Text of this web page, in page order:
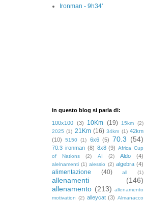
Ironman - 9h34'
in questo blog si parla di:
100x100 (3) 10Km (19) 15km
(2)
2025 (1) 21Km (16) 34km (1) 42km
(10)
5150 (1) 6x6 (5) 70.3 (54)
70.3 ironman (8) 8x8 (9) Africa Cup
of Nations
(2) AI (2) Aldo (4)
alelnamenti (1) alessio (2) algebra (4)
alimentazione (40) all (1)
allenamenti
(146)
allenamento (213) allenamento
motivation (2) alleycat (3) Almanacco